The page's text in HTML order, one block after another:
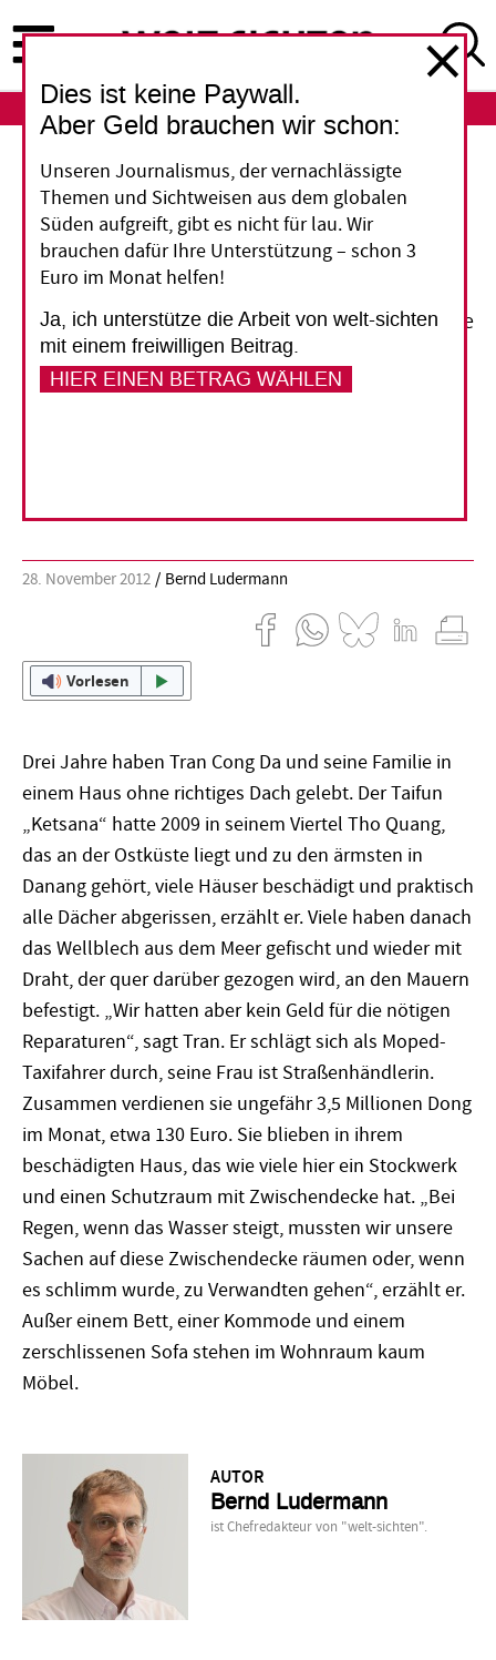
zum
Inhalt
ABO
Den künftigen Stürmen trotzen
In der Stadt Danang im Zentrum Vietnams sind
Natur­katas­trophen nicht neu. Doch die
Erderwärmung wird die Gefahren zum Beispiel
von plötzlichen Sturzfluten noch vergrößern. Die
Stadt­regierung will sich darauf vorbereiten und
zum Beispiel Deiche bauen und verwundbaren
28. November 2012 Bernd Ludermann
Vorlesen
Drei Jahre haben Tran Cong Da und seine Familie in
einem Haus ohne richtiges Dach gelebt. Der Taifun
„Ketsana“ hatte 2009 in seinem Viertel Tho Quang,
das an der Ostküste liegt und zu den ärmsten in
Danang gehört, viele Häuser beschädigt und praktisch
alle Dächer abgerissen, erzählt er. Viele haben danach
das Wellblech aus dem Meer gefischt und wieder mit
Draht, der quer darüber gezogen wird, an den Mauern
befestigt. „Wir hatten aber kein Geld für die nötigen
Reparaturen“, sagt Tran. Er schlägt sich als Moped-
Taxifahrer durch, seine Frau ist Straßenhändlerin.
Zusammen verdienen sie ungefähr 3,5 Millionen Dong
im Monat, etwa 130 Euro. Sie blieben in ihrem
beschädigten Haus, das wie viele hier ein Stockwerk
und einen Schutzraum mit Zwischendecke hat. „Bei
Regen, wenn das Wasser steigt, mussten wir unsere
Sachen auf diese Zwischendecke räumen oder, wenn
es schlimm wurde, zu Verwandten gehen“, erzählt er.
Außer einem Bett, einer Kommode und einem
zerschlissenen Sofa stehen im Wohnraum kaum
Möbel.
AUTOR
Bernd Ludermann
ist Chefredakteur von "welt-sichten".
Dies ist keine Paywall.
Aber Geld brauchen wir schon:
Unseren Journalismus, der vernachlässigte
Themen und Sichtweisen aus dem globalen
Süden aufgreift, gibt es nicht für lau. Wir
brauchen dafür Ihre Unterstützung – schon 3
Euro im Monat helfen!
Ja, ich unterstütze die Arbeit von welt-sichten
mit einem freiwilligen Beitrag.
HIER EINEN BETRAG WÄHLEN